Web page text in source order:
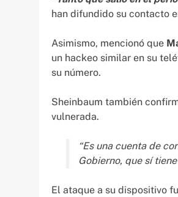
han difundido su contacto
Asimismo, mencionó que
un hackeo similar en su
su número.
Sheinbaum también
vulnerada.
“Es una cuenta de
Gobierno, que sí
El ataque a su dispositivo